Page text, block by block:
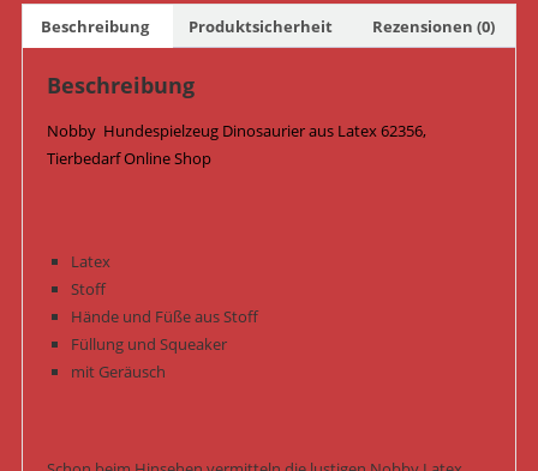
Beschreibung Produktsicherheit Rezensionen (0)
Beschreibung
Nobby Hundespielzeug Dinosaurier aus Latex 62356,
Tierbedarf Online Shop
Latex
Stoff
Hände und Füße aus Stoff
Füllung und Squeaker
mit Geräusch